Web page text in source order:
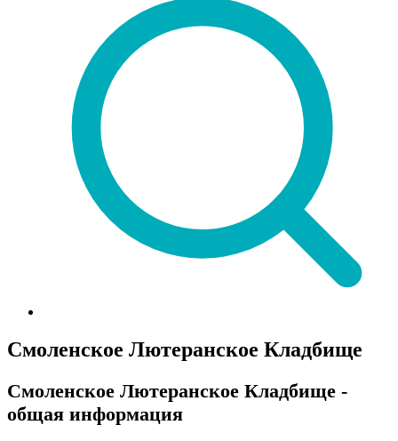
Смоленское Лютеранское Кладбище
Смоленское Лютеранское Кладбище -
общая информация